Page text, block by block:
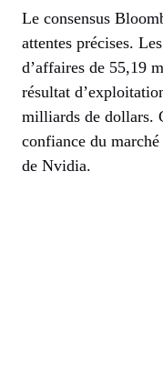
Le consensus
attentes précises.
d’affaires de 55,19
résultat
milliards de dollars.
confiance du
de Nvidia.